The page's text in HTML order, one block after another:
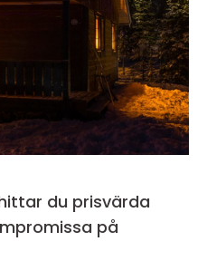
du prisvärda
på